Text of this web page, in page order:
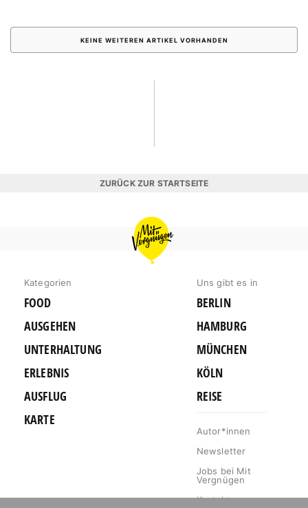
KEINE WEITEREN ARTIKEL VORHANDEN
ZURÜCK ZUR STARTSEITE
MIT
VERGNÜGEN
BERLIN
Kategorien
FOOD
AUSGEHEN
UNTERHALTUNG
ERLEBNIS
AUSFLUG
KARTE
Uns gibt es in
BERLIN
HAMBURG
MÜNCHEN
KÖLN
REISE
Autor*innen
Newsletter
Jobs bei Mit
Vergnügen
Kontakt